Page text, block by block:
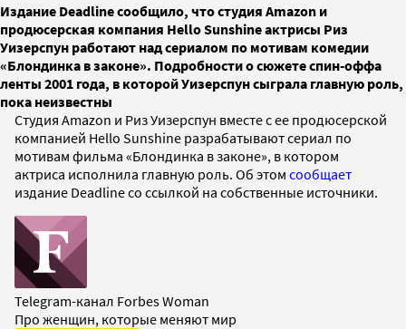
Издание Deadline сообщило, что студия Amazon и
продюсерская компания Hello Sunshine актрисы Риз
Уизерспун работают над сериалом по мотивам комедии
«Блондинка в законе». Подробности о сюжете спин-оффа
ленты 2001 года, в которой Уизерспун сыграла главную роль,
пока неизвестны
Студия Amazon и Риз Уизерспун вместе с ее продюсерской
компанией Hello Sunshine разрабатывают сериал по
мотивам фильма «Блондинка в законе», в котором
актриса исполнила главную роль. Об этом сообщает
издание Deadline со ссылкой на собственные источники.
Telegram-канал Forbes Woman
Про женщин, которые меняют мир